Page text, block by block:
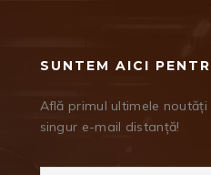
SUNTEM AICI
Află primul ultimele noutăți
singur e-mail distanță!